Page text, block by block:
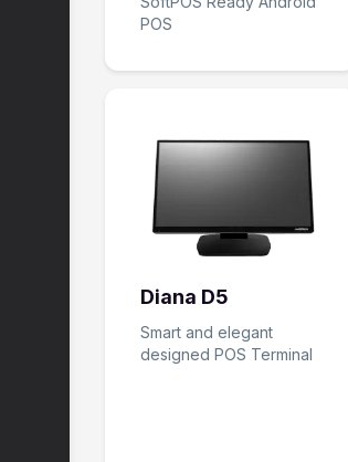
POS
Diana D5
Smart and elegant
designed POS Terminal